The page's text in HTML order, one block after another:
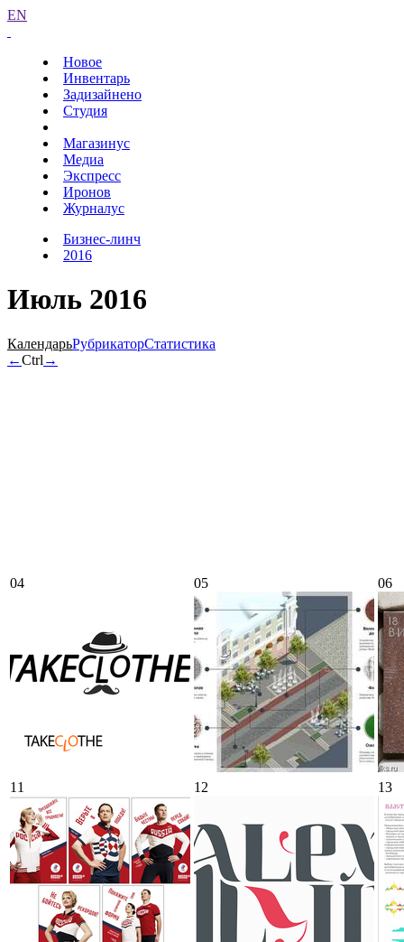
EN
Новое
Инвентарь
Задизайнено
Студия
Магазинус
Медиа
Экспресс
Иронов
Журналус
Бизнес-линч
2016
Июль 2016
КалендарьРубрикаторСтатистика
←Ctrl →
04 05 06
11 12 13